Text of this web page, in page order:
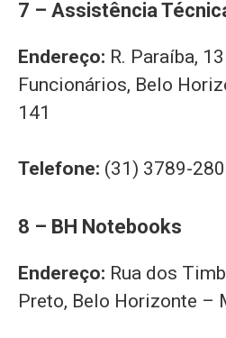
7 – Assistência
Endereço: R. Paraíba,
Funcionários, Belo
141
Telefone: (31) 3789-
8 – BH Notebooks
Endereço: Rua dos
Preto, Belo Horizonte –